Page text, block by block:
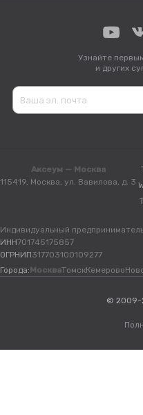
Узнайте
и других
Аксеум — Москва
115419, Москва, ул. Вавилова, д. 3
Индивидуальный
ИНН701745175857
ОГРНИП317703100109277
Города: МоскваТомскКемерово
© 2009-